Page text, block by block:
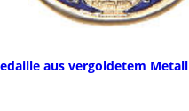
aus vergoldetem Metall